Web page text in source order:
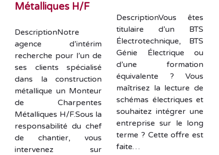
Métalliques H/F
DescriptionNotre
agence d’intérim
recherche pour l’un de
ses clients spécialisé
dans la construction
métallique un Monteur
de Charpentes
Métalliques H/F.Sous la
responsabilité du chef
de chantier, vous
intervenez sur
DescriptionVous êtes
titulaire d’un BTS
Électrotechnique, BTS
Génie Électrique ou
d’une formation
équivalente ? Vous
maîtrisez la lecture de
schémas électriques et
souhaitez intégrer une
entreprise sur le long
terme ? Cette offre est
faite…